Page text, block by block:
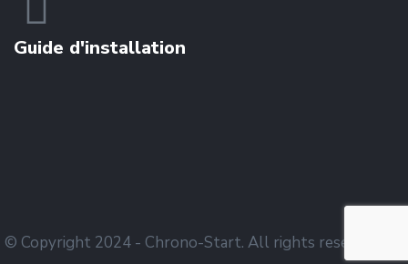
Guide d'installation
© Copyright 2024 - Chrono-Start. All rights reserved.